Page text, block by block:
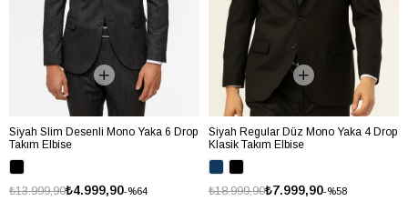
Siyah Slim Desenli Mono Yaka 6 Drop
Takım Elbise
%64
₺4.999,90
₺13.999,90
Siyah Regular Düz Mono Yaka 4 Drop
Klasik Takım Elbise
%58
₺7.999,90
₺18.999,90